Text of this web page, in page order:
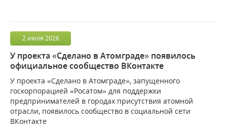
2 июля 2026
У проекта «Сделано в Атомграде» появилось
официальное сообщество ВКонтакте
У проекта «Сделано в Атомграде», запущенного
госкорпорацией «Росатом» для поддержки
предпринимателей в городах присутствия атомной
отрасли, появилось сообщество в социальной сети
ВКонтакте